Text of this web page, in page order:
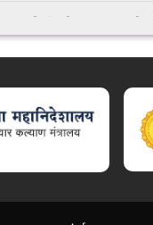
वाहन चालक चाचणी सूचना व
वाहन चालक चाचणी सूचना व यादी